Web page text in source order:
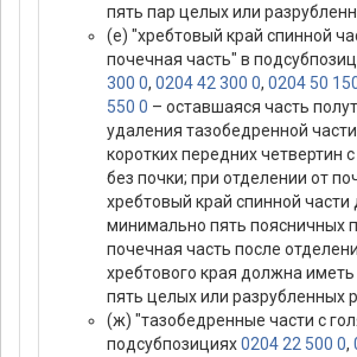
пять пар целых или
(е) "хребтовый край спинной
почечная часть" в
300 0, 0204 42 300 0, 0204 50
550 0 – оставшаяся часть
удаления тазобедренной
коротких передних четвертин
без почки; при отделении от
хребтовый край спинной
минимально пять поясничных
почечная часть после
хребтового края должна
пять целых или разрубленных
(ж) "тазобедренные части с
подсубпозициях0204 22 500 0,